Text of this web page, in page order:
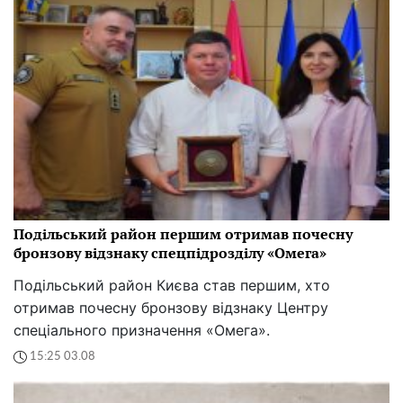
Подільський район першим отримав почесну
бронзову відзнаку спецпідрозділу «Омега»
Подільський район Києва став першим, хто
отримав почесну бронзову відзнаку Центру
спеціального призначення «Омега».
15:25 03.08